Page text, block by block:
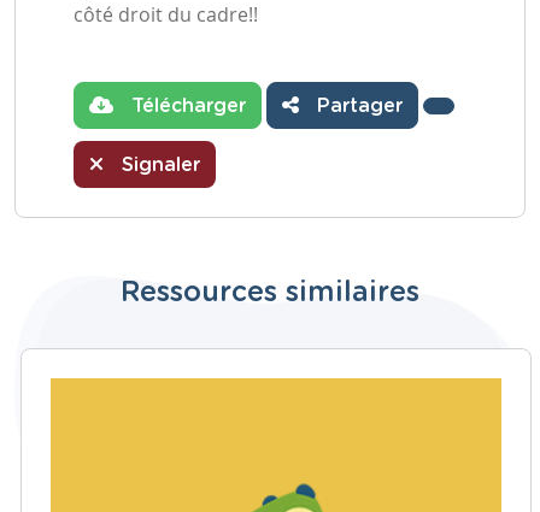
côté droit du cadre!!
Télécharger Partager
Signaler
Ressources similaires